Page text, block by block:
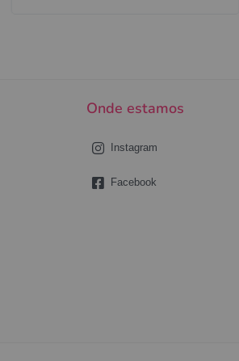
Onde estamos
Instagram
Facebook